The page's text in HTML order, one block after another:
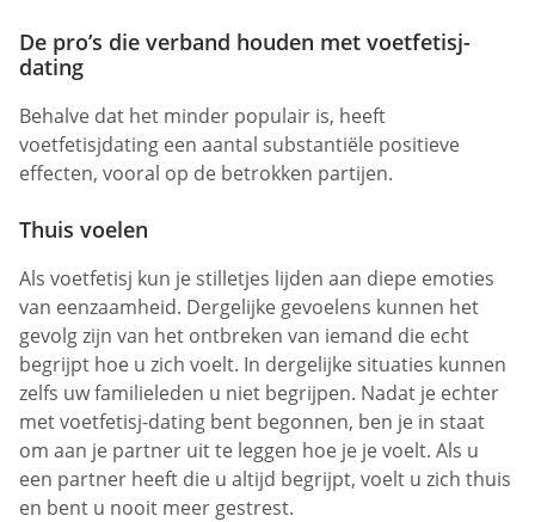
De pro’s die verband houden met voetfetisj-
dating
Behalve dat het minder populair is, heeft
voetfetisjdating een aantal substantiële positieve
effecten, vooral op de betrokken partijen.
Thuis voelen
Als voetfetisj kun je stilletjes lijden aan diepe emoties
van eenzaamheid. Dergelijke gevoelens kunnen het
gevolg zijn van het ontbreken van iemand die echt
begrijpt hoe u zich voelt. In dergelijke situaties kunnen
zelfs uw familieleden u niet begrijpen. Nadat je echter
met voetfetisj-dating bent begonnen, ben je in staat
om aan je partner uit te leggen hoe je je voelt. Als u
een partner heeft die u altijd begrijpt, voelt u zich thuis
en bent u nooit meer gestrest.